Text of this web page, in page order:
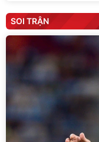
SOI TRẬN